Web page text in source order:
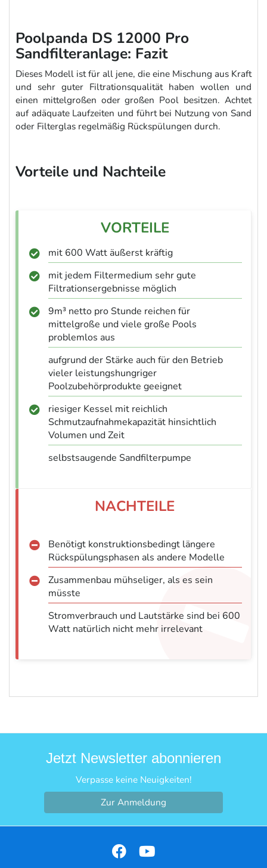
Poolpanda DS 12000 Pro
Sandfilteranlage: Fazit
Dieses Modell ist für all jene, die eine Mischung aus Kraft
und sehr guter Filtrationsqualität haben wollen und
einen mittelgroßen oder großen Pool besitzen. Achtet
auf adäquate Laufzeiten und führt bei Nutzung von Sand
oder Filterglas regelmäßig Rückspülungen durch.
Vorteile und Nachteile
mit 600 Watt äußerst kräftig
mit jedem Filtermedium sehr gute
Filtrationsergebnisse möglich
9m³ netto pro Stunde reichen für
mittelgroße und viele große Pools
problemlos aus
aufgrund der Stärke auch für den Betrieb
vieler leistungshungriger
Poolzubehörprodukte geeignet
riesiger Kessel mit reichlich
Schmutzaufnahmekapazität hinsichtlich
Volumen und Zeit
selbstsaugende Sandfilterpumpe
Benötigt konstruktionsbedingt längere
Rückspülungsphasen als andere Modelle
Zusammenbau mühseliger, als es sein
müsste
Stromverbrauch und Lautstärke sind bei 600
Watt natürlich nicht mehr irrelevant
Jetzt Newsletter abonnieren
Verpasse keine Neuigkeiten!
Zur Anmeldung